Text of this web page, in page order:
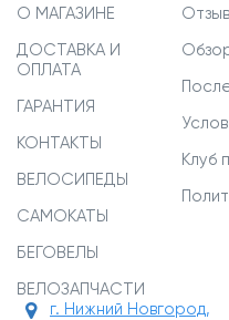
О МАГАЗИНЕ
ДОСТАВКА И
ОПЛАТА
ГАРАНТИЯ
КОНТАКТЫ
ВЕЛОСИПЕДЫ
САМОКАТЫ
БЕГОВЕЛЫ
ВЕЛОЗАПЧАСТИ
Клуб
г. Нижний Новгород,